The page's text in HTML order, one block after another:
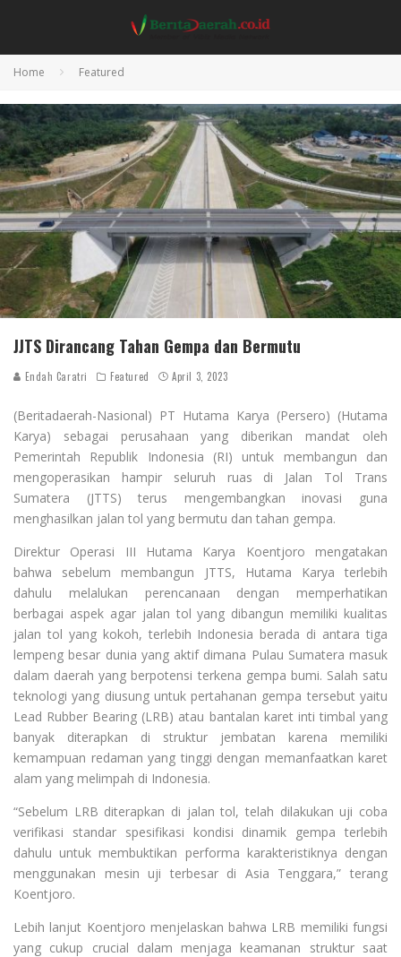
Home Featured
JJTS Dirancang Tahan Gempa dan Bermutu
Endah Caratri Featured April 3, 2023
(Beritadaerah-Nasional) PT Hutama Karya (Persero) (Hutama
Karya) sebagai perusahaan yang diberikan mandat oleh
Pemerintah Republik Indonesia (RI) untuk membangun dan
mengoperasikan hampir seluruh ruas di Jalan Tol Trans
Sumatera (JTTS) terus mengembangkan inovasi guna
menghasilkan jalan tol yang bermutu dan tahan gempa.
Direktur Operasi III Hutama Karya Koentjoro mengatakan
bahwa sebelum membangun JTTS, Hutama Karya terlebih
dahulu melalukan perencanaan dengan memperhatikan
berbagai aspek agar jalan tol yang dibangun memiliki kualitas
jalan tol yang kokoh, terlebih Indonesia berada di antara tiga
lempeng besar dunia yang aktif dimana Pulau Sumatera masuk
dalam daerah yang berpotensi terkena gempa bumi. Salah satu
teknologi yang diusung untuk pertahanan gempa tersebut yaitu
Lead Rubber Bearing (LRB) atau bantalan karet inti timbal yang
banyak diterapkan di struktur jembatan karena memiliki
kemampuan redaman yang tinggi dengan memanfaatkan karet
alam yang melimpah di Indonesia.
“Sebelum LRB diterapkan di jalan tol, telah dilakukan uji coba
verifikasi standar spesifikasi kondisi dinamik gempa terlebih
dahulu untuk membuktikan performa karakteristiknya dengan
menggunakan mesin uji terbesar di Asia Tenggara,” terang
Koentjoro.
Lebih lanjut Koentjoro menjelaskan bahwa LRB memiliki fungsi
yang cukup crucial dalam menjaga keamanan struktur saat